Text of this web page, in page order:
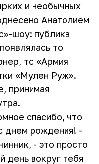
и необычных
Анатолием
шоу: публика
то
то «Армия
«Мулен Руж».
принимая
спасибо, что
днем рождения! -
- это просто
день вокруг тебя